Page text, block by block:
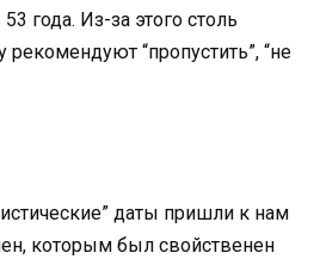
года. Из-за этого столь
“пропустить”, “не
даты пришли к нам
которым был свойственен